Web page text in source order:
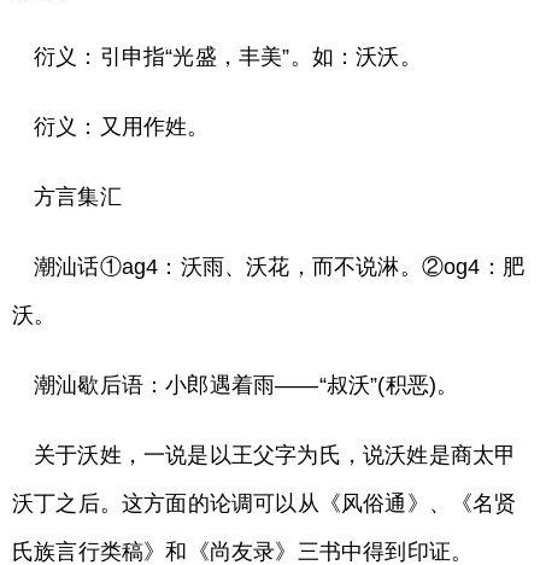
衍义：引申指“光盛，丰美”。如：沃沃。
衍义：又用作姓。
方言集汇
潮汕话①ag4：沃雨、沃花，而不说淋。②og4：肥
沃。
潮汕歇后语：小郎遇着雨——“叔沃”(积恶)。
关于沃姓，一说是以王父字为氏，说沃姓是商太甲
沃丁之后。这方面的论调可以从《风俗通》、《名贤
氏族言行类稿》和《尚友录》三书中得到印证。